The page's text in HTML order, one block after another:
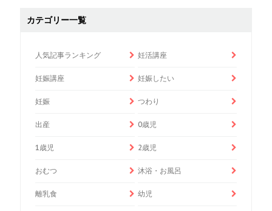
カテゴリー一覧
人気記事ランキング 妊活講座
妊娠講座 妊娠したい
妊娠 つわり
出産 0歳児
1歳児 2歳児
おむつ 沐浴・お風呂
離乳食 幼児